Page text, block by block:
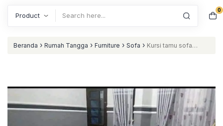
0
Beranda › Rumah Tangga › Furniture › Sofa › Kursi tamu sofa